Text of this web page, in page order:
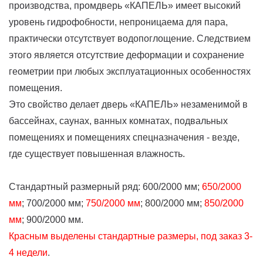
производства, промдверь «КАПЕЛЬ» имеет высокий
уровень гидрофобности, непроницаема для пара,
практически отсутствует водопоглощение. Следствием
этого является отсутствие деформации и сохранение
геометрии при любых эксплуатационных особенностях
помещения.
Это свойство делает дверь «КАПЕЛЬ» незаменимой в
бассейнах, саунах, ванных комнатах, подвальных
помещениях и помещениях спецназначения - везде,
где существует повышенная влажность.
Стандартный размерный ряд: 600/2000 мм; 650/2000
мм; 700/2000 мм; 750/2000 мм; 800/2000 мм; 850/2000
мм; 900/2000 мм.
Красным выделены стандартные размеры, под заказ 3-
4 недели.